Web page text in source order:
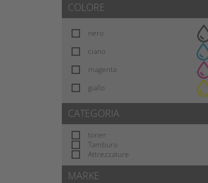
COLORE
nero
ciano
magenta
giallo
CATEGORIA
toner
Tamburo
Attrezzature
MARKE